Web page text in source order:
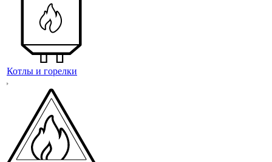
Котлы и горелки